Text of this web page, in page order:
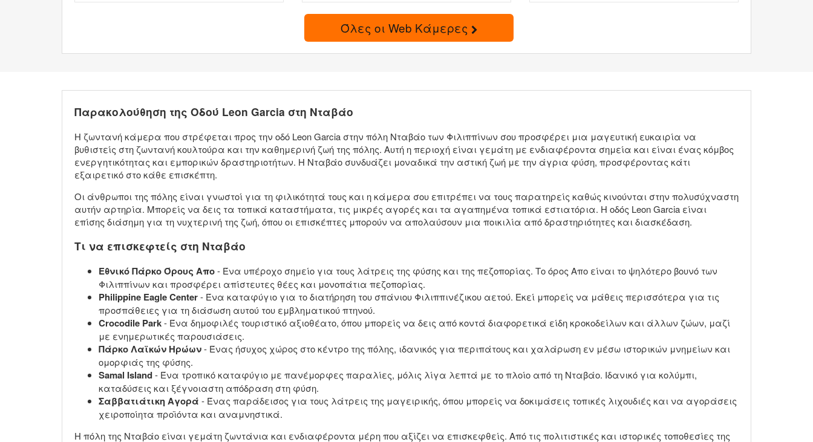
Όλες οι Web Κάμερες
Παρακολούθηση της Οδού Leon Garcia στη Νταβάο
Η ζωντανή κάμερα που στρέφεται προς την οδό Leon Garcia στην πόλη Νταβάο των Φιλιππίνων σου προσφέρει μια μαγευτική ευκαιρία να
βυθιστείς στη ζωντανή κουλτούρα και την καθημερινή ζωή της πόλης. Αυτή η περιοχή είναι γεμάτη με ενδιαφέροντα σημεία και είναι ένας κόμβος
ενεργητικότητας και εμπορικών δραστηριοτήτων. Η Νταβάο συνδυάζει μοναδικά την αστική ζωή με την άγρια φύση, προσφέροντας κάτι
εξαιρετικό στο κάθε επισκέπτη.
Οι άνθρωποι της πόλης είναι γνωστοί για τη φιλικότητά τους και η κάμερα σου επιτρέπει να τους παρατηρείς καθώς κινούνται στην πολυσύχναστη
αυτήν αρτηρία. Μπορείς να δεις τα τοπικά καταστήματα, τις μικρές αγορές και τα αγαπημένα τοπικά εστιατόρια. Η οδός Leon Garcia είναι
επίσης διάσημη για τη νυχτερινή της ζωή, όπου οι επισκέπτες μπορούν να απολαύσουν μια ποικιλία από δραστηριότητες και διασκέδαση.
Τι να επισκεφτείς στη Νταβάο
Εθνικό Πάρκο Όρους Απο- Ένα υπέροχο σημείο για τους λάτρεις της φύσης και της πεζοπορίας. Το όρος Απο είναι το ψηλότερο βουνό των
Φιλιππίνων και προσφέρει απίστευτες θέες και μονοπάτια πεζοπορίας.
Philippine Eagle Center- Ένα καταφύγιο για το διατήρηση του σπάνιου Φιλιππινέζικου αετού. Εκεί μπορείς να μάθεις περισσότερα για τις
προσπάθειες για τη διάσωση αυτού του εμβληματικού πτηνού.
Crocodile Park- Ένα δημοφιλές τουριστικό αξιοθέατο, όπου μπορείς να δεις από κοντά διαφορετικά είδη κροκοδείλων και άλλων ζώων, μαζί
με ενημερωτικές παρουσιάσεις.
Πάρκο Λαϊκών Ηρώων- Ένας ήσυχος χώρος στο κέντρο της πόλης, ιδανικός για περιπάτους και χαλάρωση εν μέσω ιστορικών μνημείων και
ομορφιάς της φύσης.
Samal Island- Ένα τροπικό καταφύγιο με πανέμορφες παραλίες, μόλις λίγα λεπτά με το πλοίο από τη Νταβάο. Ιδανικό για κολύμπι,
καταδύσεις και ξέγνοιαστη απόδραση στη φύση.
Σαββατιάτικη Αγορά - Ένας παράδεισος για τους λάτρεις της μαγειρικής, όπου μπορείς να δοκιμάσεις τοπικές λιχουδιές και να αγοράσεις
χειροποίητα προϊόντα και αναμνηστικά.
Η πόλη της Νταβάο είναι γεμάτη ζωντάνια και ενδιαφέροντα μέρη που αξίζει να επισκεφθείς. Από τις πολιτιστικές και ιστορικές τοποθεσίες της